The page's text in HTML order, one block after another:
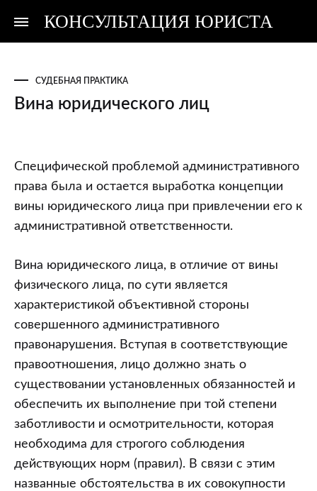
КОНСУЛЬТАЦИЯ ЮРИСТА
Консультация
Консультация
СУДЕБНАЯ ПРАКТИКА
Вина юридического лиц
Вина
юридического
лиц
Специфической проблемой административного
права была и остается выработка концепции
вины юридического лица при привлечении его к
административной ответственности.
Вина юридического лица, в отличие от вины
физического лица, по сути является
характеристикой объективной стороны
совершенного административного
правонарушения. Вступая в соответствующие
правоотношения, лицо должно знать о
существовании установленных обязанностей и
обеспечить их выполнение при той степени
заботливости и осмотрительности, которая
необходима для строгого соблюдения
действующих норм (правил). В связи с этим
названные обстоятельства в их совокупности